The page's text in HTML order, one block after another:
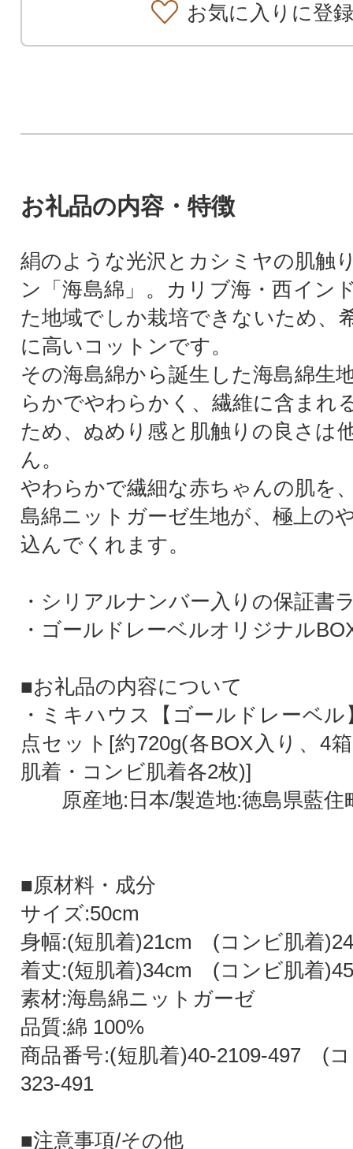
お気に入りに登録
お礼品の内容・特徴
絹のような光沢とカシミヤの肌触
ン「海島綿」。カリブ海・西イン
た地域でしか栽培できないため、
に高いコットンです。
その海島綿から誕生した海島綿生
らかでやわらかく、繊維に含まれ
ため、ぬめり感と肌触りの良さは
ん。
やわらかで繊細な赤ちゃんの肌を
島綿ニットガーゼ生地が、極上の
込んでくれます。
・シリアルナンバー入りの保証書
・ゴールドレーベルオリジナル
■お礼品の内容について
・ミキハウス【ゴールドレーベ
点セット[約720g(各BOX入り、4
肌着・コンビ肌着各2枚)]
原産地:日本/製造地:徳島県藍住
■原材料・成分
サイズ:50cm
身幅:(短肌着)21cm (コンビ肌着
着丈:(短肌着)34cm (コンビ肌着
素材:海島綿ニットガーゼ
品質:綿 100%
商品番号:(短肌着)40-2109-497 (
323-491
■注意事項/その他